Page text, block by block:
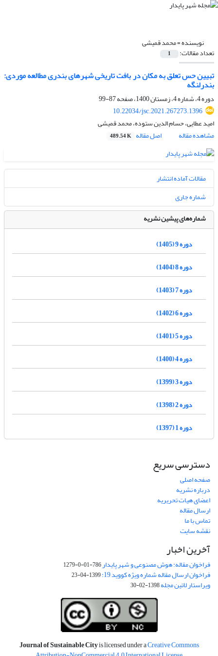
نویسنده =محمد قمیشی
تعداد مقالات: 1
تبیین حس تعلق به مکان در بافت تاریخی شهرهای بندری مطالعه موردی:
بندرلنگه
دوره 4، شماره 4، زمستان 1400، صفحه
87-99
10.22034/jsc.2021.267273.1396
امید عطایی، حسام الدین ستوده، محمد قمیشی
مشاهده مقاله
اصل مقاله 489.54 K
مقالات آماده انتشار
شماره جاری
شماره‌های پیشین نشریه
دوره 9 (1405)
دوره 8 (1404)
دوره 7 (1403)
دوره 6 (1402)
دوره 5 (1401)
دوره 4 (1400)
دوره 3 (1399)
دوره 2 (1398)
دوره 1 (1397)
دسترسی سریع
صفحه اصلی
درباره نشریه
اعضای هیات تحریریه
ارسال مقاله
تماس با ما
نقشه سایت
آخرین اخبار
فراخوان مقاله: هوش مصنوعی و شهر پایدار786-01-0-1279
فراخوان ارسال مقاله شماره ویژه کووید 19: 1399-04-23
ویراستار لاتین مجله1398-02-30
Journal of Sustainable Cityis licensed under aCreative Commons